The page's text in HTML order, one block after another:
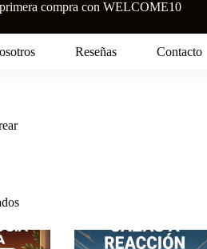
compra con WELCOME10
Reseñas Contacto
Ordenado
puntuación
media